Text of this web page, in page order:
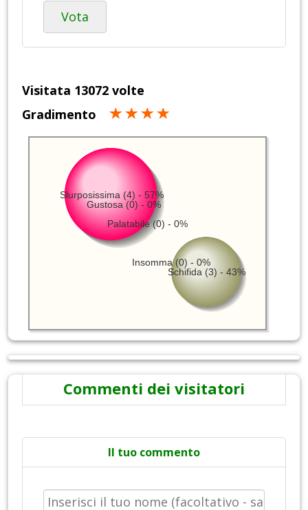
Vota
Visitata 13072 volte
Gradimento
Slurposissima (4) - 57%
Schifida (3) - 43%
Insomma (0) - 0%
Palatabile (0) - 0%
Gustosa (0) - 0%
Commenti dei visitatori
Il tuo commento